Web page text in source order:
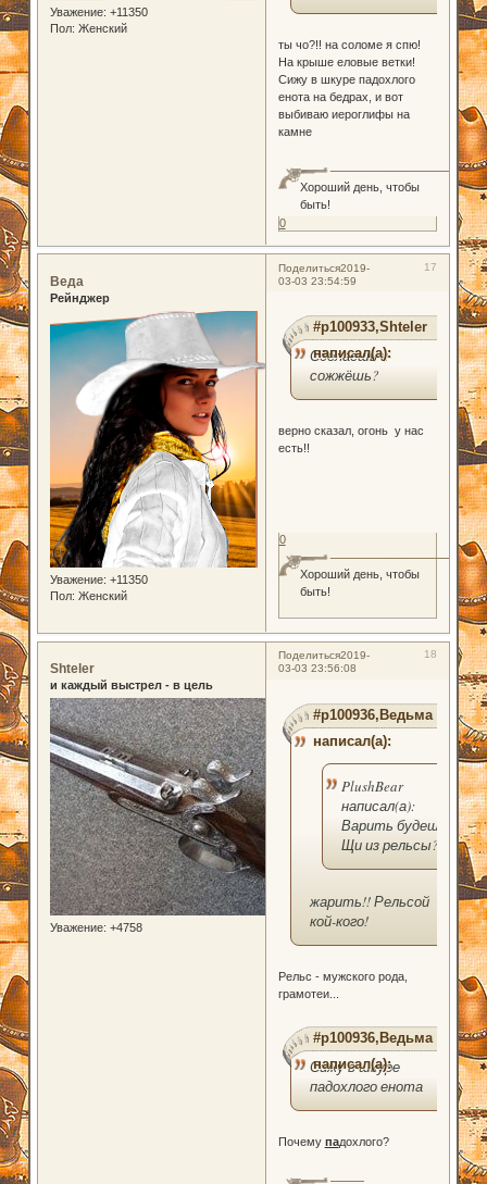
Уважение: +11350
Пол: Женский
ты чо?!! на соломе я спю!
На крыше еловые ветки!
Сижу в шкуре падохлого
енота на бедрах, и вот
выбиваю иероглифы на
камне
Хороший день, чтобы
быть!
0
Поделиться 17
2019-
03-03 23:54:59
Веда
Рейнджер
Уважение: +11350
Пол: Женский
#p100933,Shteler
написал(а):
Сделаешь и
сожжёшь?
верно сказал, огонь у нас
есть!!
Хороший день, чтобы
быть!
0
Поделиться 18
2019-
03-03 23:56:08
Shteler
и каждый выстрел - в цель
Уважение: +4758
#p100936,Ведьма
написал(а):
PlushBear
написал(а):
Варить будешь?
Щи из рельсы?
жарить!! Рельсой
кой-кого!
Рельс - мужского рода,
грамотеи...
#p100936,Ведьма
написал(а):
Сижу в шкуре
падохлого енота
Почему падохлого?